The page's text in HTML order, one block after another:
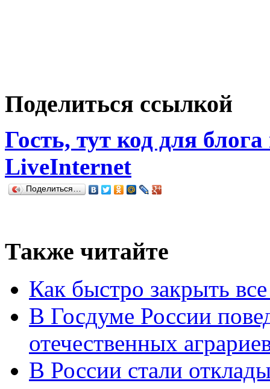
Поделиться ссылкой
Гость, тут код для
LiveInternet
Поделиться…
Также читайте
Как быстро закрыть
В Госдуме России
отечественных
В России стали